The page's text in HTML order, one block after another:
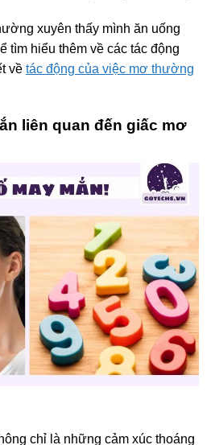
xuyên thấy mình ăn uống
tìm hiểu thêm về các tác động
về tác động của việc mơ thường
liên quan đến giấc mơ
chỉ là những cảm xúc thoáng